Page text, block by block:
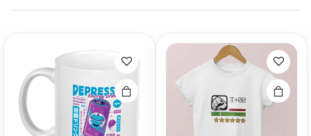
Opcije
mogu biti
izabrane
na stranici
proizvoda.